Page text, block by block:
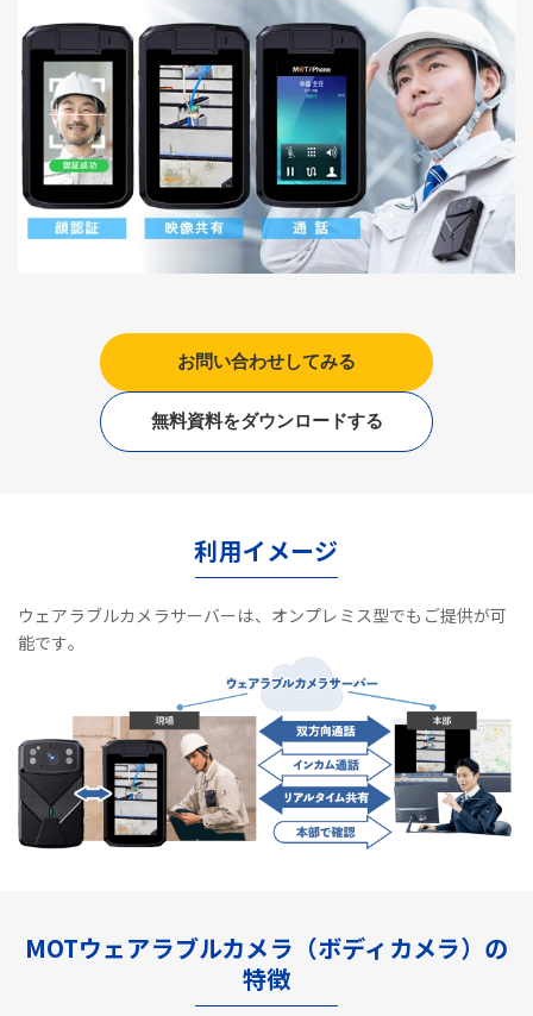
お問い合わせしてみる
無料資料をダウンロードする
利用イメージ
ウェアラブルカメラサーバーは、オンプレミス型でもご提供が可
能です。
MOTウェアラブルカメラ（ボディカメラ）の
特徴